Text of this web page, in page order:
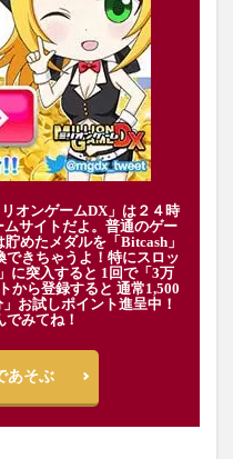
オンゲームDX」は２４時
サイトだよ。普通のゲー
めたメダルを「Bitcash」
きちゃうよ！特にスロッ
に突入すると 1回で「3万
から登録すると 通常1,500
お試しポイント進呈中！
みてね！
あそぶ